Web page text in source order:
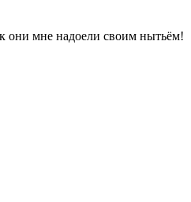
они мне надоели своим нытьём!